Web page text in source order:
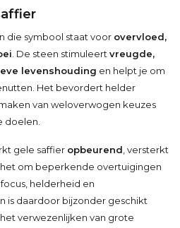
die symbool staat voor overvloed,
. De steen stimuleert vreugde,
levenshouding en helpt je om
Het bevordert helder
van weloverwogen keuzes
doelen.
gele saffier opbeurend , versterkt
om beperkende overtuigingen
helderheid en
is daardoor bijzonder geschikt
verwezenlijken van grote